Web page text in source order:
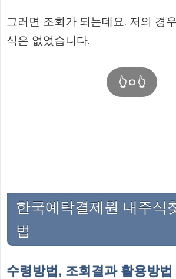
그러면 조회가 되는데요. 저의 경
식은 없었습니다.
👆ㅇ👆
한국예탁결제원 내주식
법
수령방법, 조회결과 활용방법